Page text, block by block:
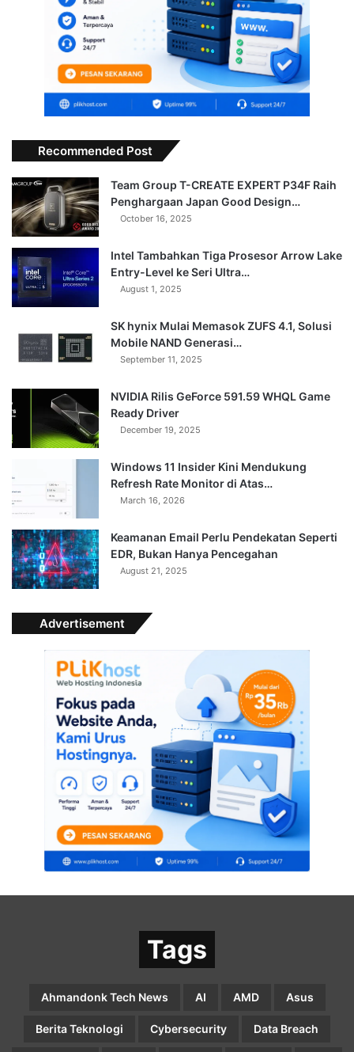
Recommended Post
Team Group T-CREATE EXPERT P34F Raih
Penghargaan Japan Good Design…
October 16, 2025
Intel Tambahkan Tiga Prosesor Arrow Lake
Entry-Level ke Seri Ultra…
August 1, 2025
SK hynix Mulai Memasok ZUFS 4.1, Solusi
Mobile NAND Generasi…
September 11, 2025
NVIDIA Rilis GeForce 591.59 WHQL Game
Ready Driver
December 19, 2025
Windows 11 Insider Kini Mendukung
Refresh Rate Monitor di Atas…
March 16, 2026
Keamanan Email Perlu Pendekatan Seperti
EDR, Bukan Hanya Pencegahan
August 21, 2025
Advertisement
Tags
Ahmandonk Tech News AI AMD Asus
Berita Teknologi Cybersecurity Data Breach